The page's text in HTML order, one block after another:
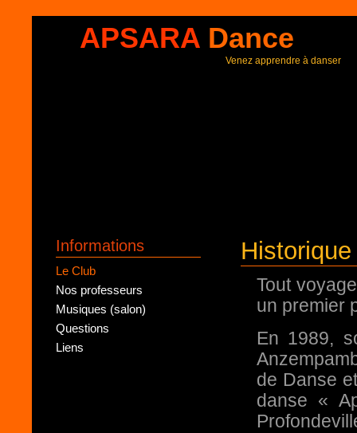
APSARA Dance
Venez apprendre à danser
Tout
un premier
En 1989,
de Danse
danse «
Informations
Le Club
Nos professeurs
Musiques (salon)
Questions
Liens